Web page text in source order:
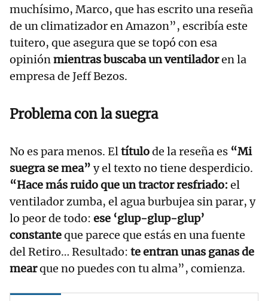
muchísimo, Marco, que has escrito una reseña
de un climatizador en Amazon”, escribía este
tuitero, que asegura que se topó con esa
opiniónmientras buscaba un ventiladoren la
empresa de Jeff Bezos.
Problema con la suegra
No es para menos. Eltítulode la reseña es “Mi
suegra se mea” y el texto no tiene desperdicio.
“Hace más ruido que un tractor resfriado: el
ventilador zumba, el agua burbujea sin parar, y
lo peor de todo: ese ‘glup-glup-glup’
constanteque parece que estás en una fuente
del Retiro… Resultado: te entran unas ganas de
mearque no puedes con tu alma”, comienza.